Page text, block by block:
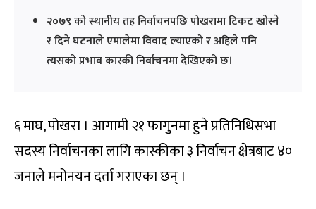
२०७९ को स्थानीय तह निर्वाचनपछि पोखरामा टिकट खोस्ने
र दिने घटनाले एमालेमा विवाद ल्याएको र अहिले पनि
त्यसको प्रभाव कास्की निर्वाचनमा देखिएको छ।
६ माघ, पोखरा । आगामी २१ फागुनमा हुने प्रतिनिधिसभा
सदस्य निर्वाचनका लागि कास्कीका ३ निर्वाचन क्षेत्रबाट ४०
जनाले मनोनयन दर्ता गराएका छन् ।